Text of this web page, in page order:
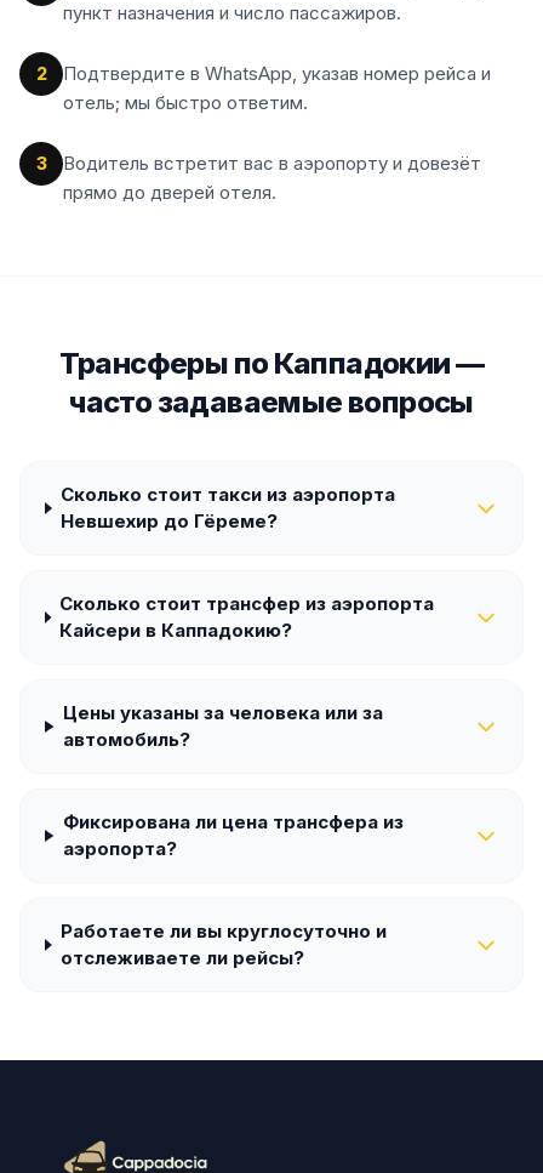
пункт назначения и число пассажиров.
2
Подтвердите в WhatsApp, указав номер рейса и
отель; мы быстро ответим.
3
Водитель встретит вас в аэропорту и довезёт
прямо до дверей отеля.
Трансферы по Каппадокии —
часто задаваемые вопросы
Сколько стоит такси из аэропорта
Невшехир до Гёреме?
Сколько стоит трансфер из аэропорта
Кайсери в Каппадокию?
Цены указаны за человека или за
автомобиль?
Фиксирована ли цена трансфера из
аэропорта?
Работаете ли вы круглосуточно и
отслеживаете ли рейсы?